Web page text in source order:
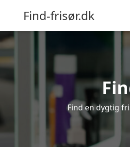
Find-frisør.dk
Find en dygtig